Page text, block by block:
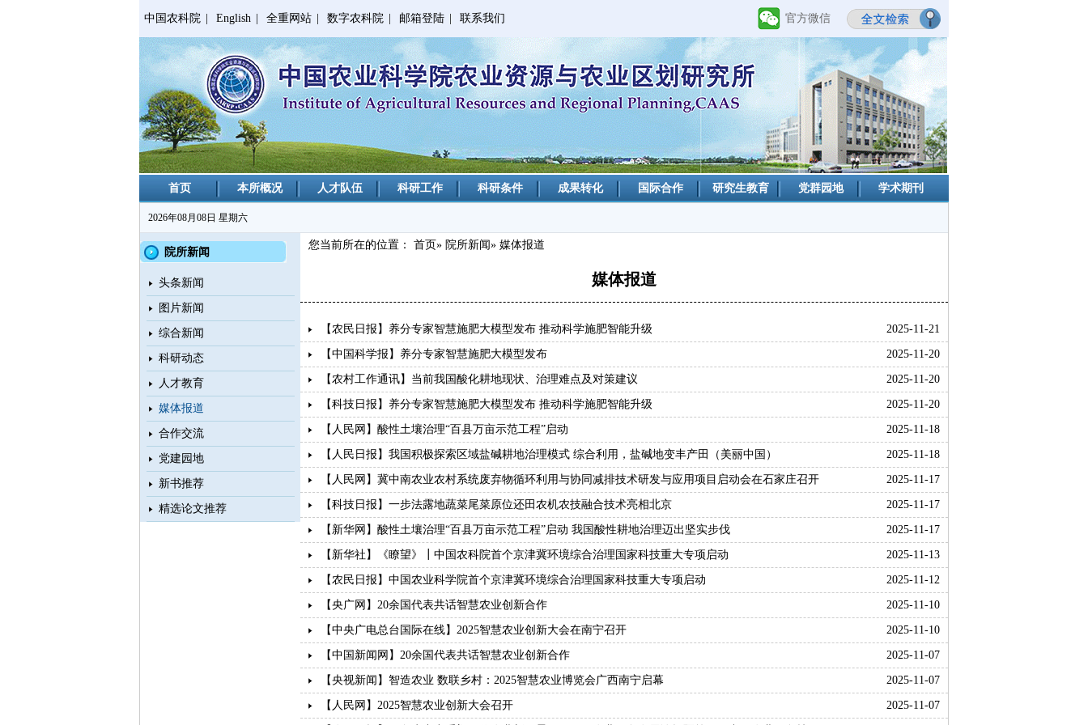
中国农科院 English 全重网站 数字农科院 邮箱登陆 联系我们 官方微信
首页 本所概况 人才队伍 科研工作 科研条件 成果转化 国际合作 研究生教育 党群园地 学术期刊
2026年08月08日 星期六
院所新闻
头条新闻
图片新闻
综合新闻
科研动态
人才教育
媒体报道
合作交流
党建园地
新书推荐
精选论文推荐
您当前所在的位置： 首页» 院所新闻» 媒体报道
媒体报道
【农民日报】养分专家智慧施肥大模型发布 推动科学施肥智能升级 2025-11-21
【中国科学报】养分专家智慧施肥大模型发布 2025-11-20
【农村工作通讯】当前我国酸化耕地现状、治理难点及对策建议 2025-11-20
【科技日报】养分专家智慧施肥大模型发布 推动科学施肥智能升级 2025-11-20
【人民网】酸性土壤治理“百县万亩示范工程”启动 2025-11-18
【人民日报】我国积极探索区域盐碱耕地治理模式 综合利用，盐碱地变丰产田（美丽中国） 2025-11-18
【人民网】冀中南农业农村系统废弃物循环利用与协同减排技术研发与应用项目启动会在石家庄召开 2025-11-17
【科技日报】一步法露地蔬菜尾菜原位还田农机农技融合技术亮相北京 2025-11-17
【新华网】酸性土壤治理“百县万亩示范工程”启动 我国酸性耕地治理迈出坚实步伐 2025-11-17
【新华社】《瞭望》┃中国农科院首个京津冀环境综合治理国家科技重大专项启动 2025-11-13
【农民日报】中国农业科学院首个京津冀环境综合治理国家科技重大专项启动 2025-11-12
【央广网】20余国代表共话智慧农业创新合作 2025-11-10
【中央广电总台国际在线】2025智慧农业创新大会在南宁召开 2025-11-10
【中国新闻网】20余国代表共话智慧农业创新合作 2025-11-07
【央视新闻】智造农业 数联乡村：2025智慧农业博览会广西南宁启幕 2025-11-07
【人民网】2025智慧农业创新大会召开 2025-11-07